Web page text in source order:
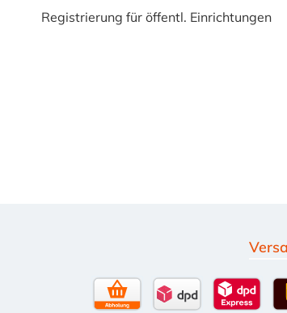
Registrierung für öffentl. Einrichtungen